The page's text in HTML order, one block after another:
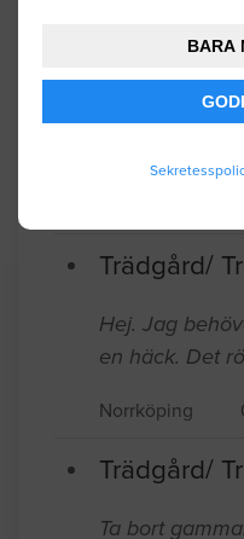
BARA
Trädgård/
beskäras.
Trädgård/
Hej. Jag
en häck. Det